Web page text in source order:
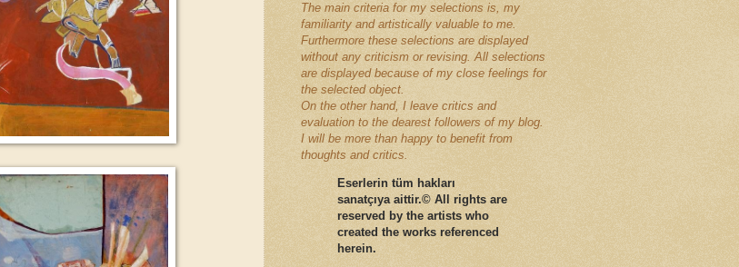
The main criteria for my selections is, my
familiarity and artistically valuable to me.
Furthermore these selections are displayed
without any criticism or revising. All selections
are displayed because of my close feelings for
the selected object.
On the other hand, I leave critics and
evaluation to the dearest followers of my blog.
I will be more than happy to benefit from
thoughts and critics.
Eserlerin tüm hakları
sanatçıya aittir.© All
rights are
reserved by the artists who
created the works referenced
herein.